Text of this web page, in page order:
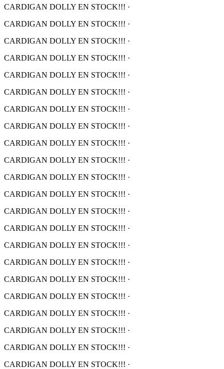
CARDIGAN DOLLY EN STOCK!!! ·
CARDIGAN DOLLY EN STOCK!!! ·
CARDIGAN DOLLY EN STOCK!!! ·
CARDIGAN DOLLY EN STOCK!!! ·
CARDIGAN DOLLY EN STOCK!!! ·
CARDIGAN DOLLY EN STOCK!!! ·
CARDIGAN DOLLY EN STOCK!!! ·
CARDIGAN DOLLY EN STOCK!!! ·
CARDIGAN DOLLY EN STOCK!!! ·
CARDIGAN DOLLY EN STOCK!!! ·
CARDIGAN DOLLY EN STOCK!!! ·
CARDIGAN DOLLY EN STOCK!!! ·
CARDIGAN DOLLY EN STOCK!!! ·
CARDIGAN DOLLY EN STOCK!!! ·
CARDIGAN DOLLY EN STOCK!!! ·
CARDIGAN DOLLY EN STOCK!!! ·
CARDIGAN DOLLY EN STOCK!!! ·
CARDIGAN DOLLY EN STOCK!!! ·
CARDIGAN DOLLY EN STOCK!!! ·
CARDIGAN DOLLY EN STOCK!!! ·
CARDIGAN DOLLY EN STOCK!!! ·
CARDIGAN DOLLY EN STOCK!!! ·